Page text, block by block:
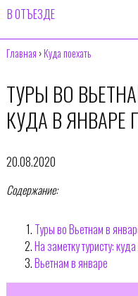
В ОТЪЕЗДЕ
Главная ›Куда поехать
ТУРЫ ВО
КУДА В ЯНВАРЕ
20.08.2020
Содержание:
Туры во Вьетнам в
На заметку туристу:
Вьетнам в январе